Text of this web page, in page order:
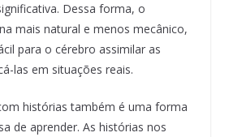
Dessa forma, o
mais natural e menos mecânico,
para o cérebro assimilar as
las em situações reais.
histórias também é uma forma
de aprender. As histórias nos